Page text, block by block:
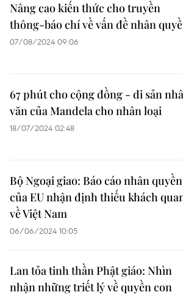
Nâng cao kiến thức cho truyền
thông-báo chí về vấn đề nhân
07/08/2024 09:06
67 phút cho cộng đồng - di sản
văn của Mandela cho nhân loại
18/07/2024 02:48
Bộ Ngoại giao: Báo cáo nhân quyền
của EU nhận định thiếu khách
về Việt Nam
06/06/2024 10:05
Lan tỏa tinh thần Phật giáo: Nhìn
nhận những triết lý về quyền con